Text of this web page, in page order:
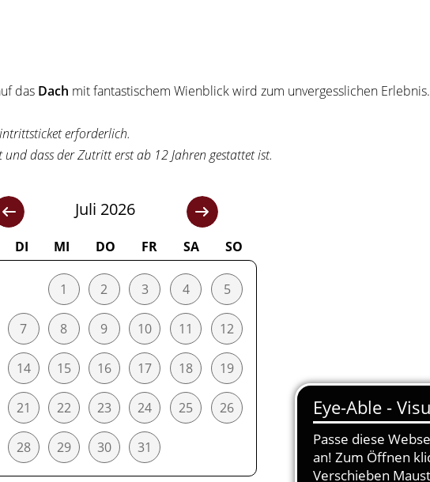
das Dach mit fantastischem Wienblick wird zum unvergesslichen Erlebnis.
erforderlich.
dass der Zutritt erst ab 12 Jahren gestattet ist.
Juli 2026
DI MI DO FR SA SO
1 2 3 4 5
7 8 9 10 11 12
14 15 16 17 18 19
21 22 23 24 25 26
28 29 30 31